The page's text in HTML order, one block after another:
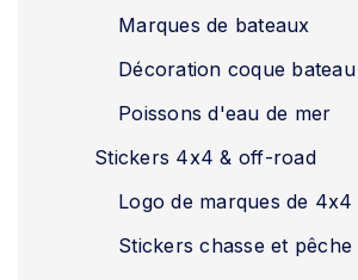
Marques de bateaux
Décoration coque bateau
Poissons d'eau de mer
Stickers 4x4 & off-road
Logo de marques de 4x4
Stickers chasse et pêche